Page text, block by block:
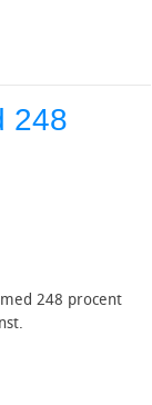
248
248 procent